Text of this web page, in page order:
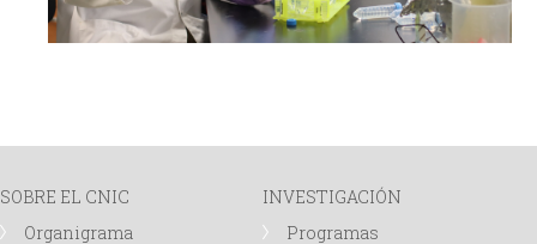
SOBRE EL CNIC
Organigrama
INVESTIGACIÓN
Programas